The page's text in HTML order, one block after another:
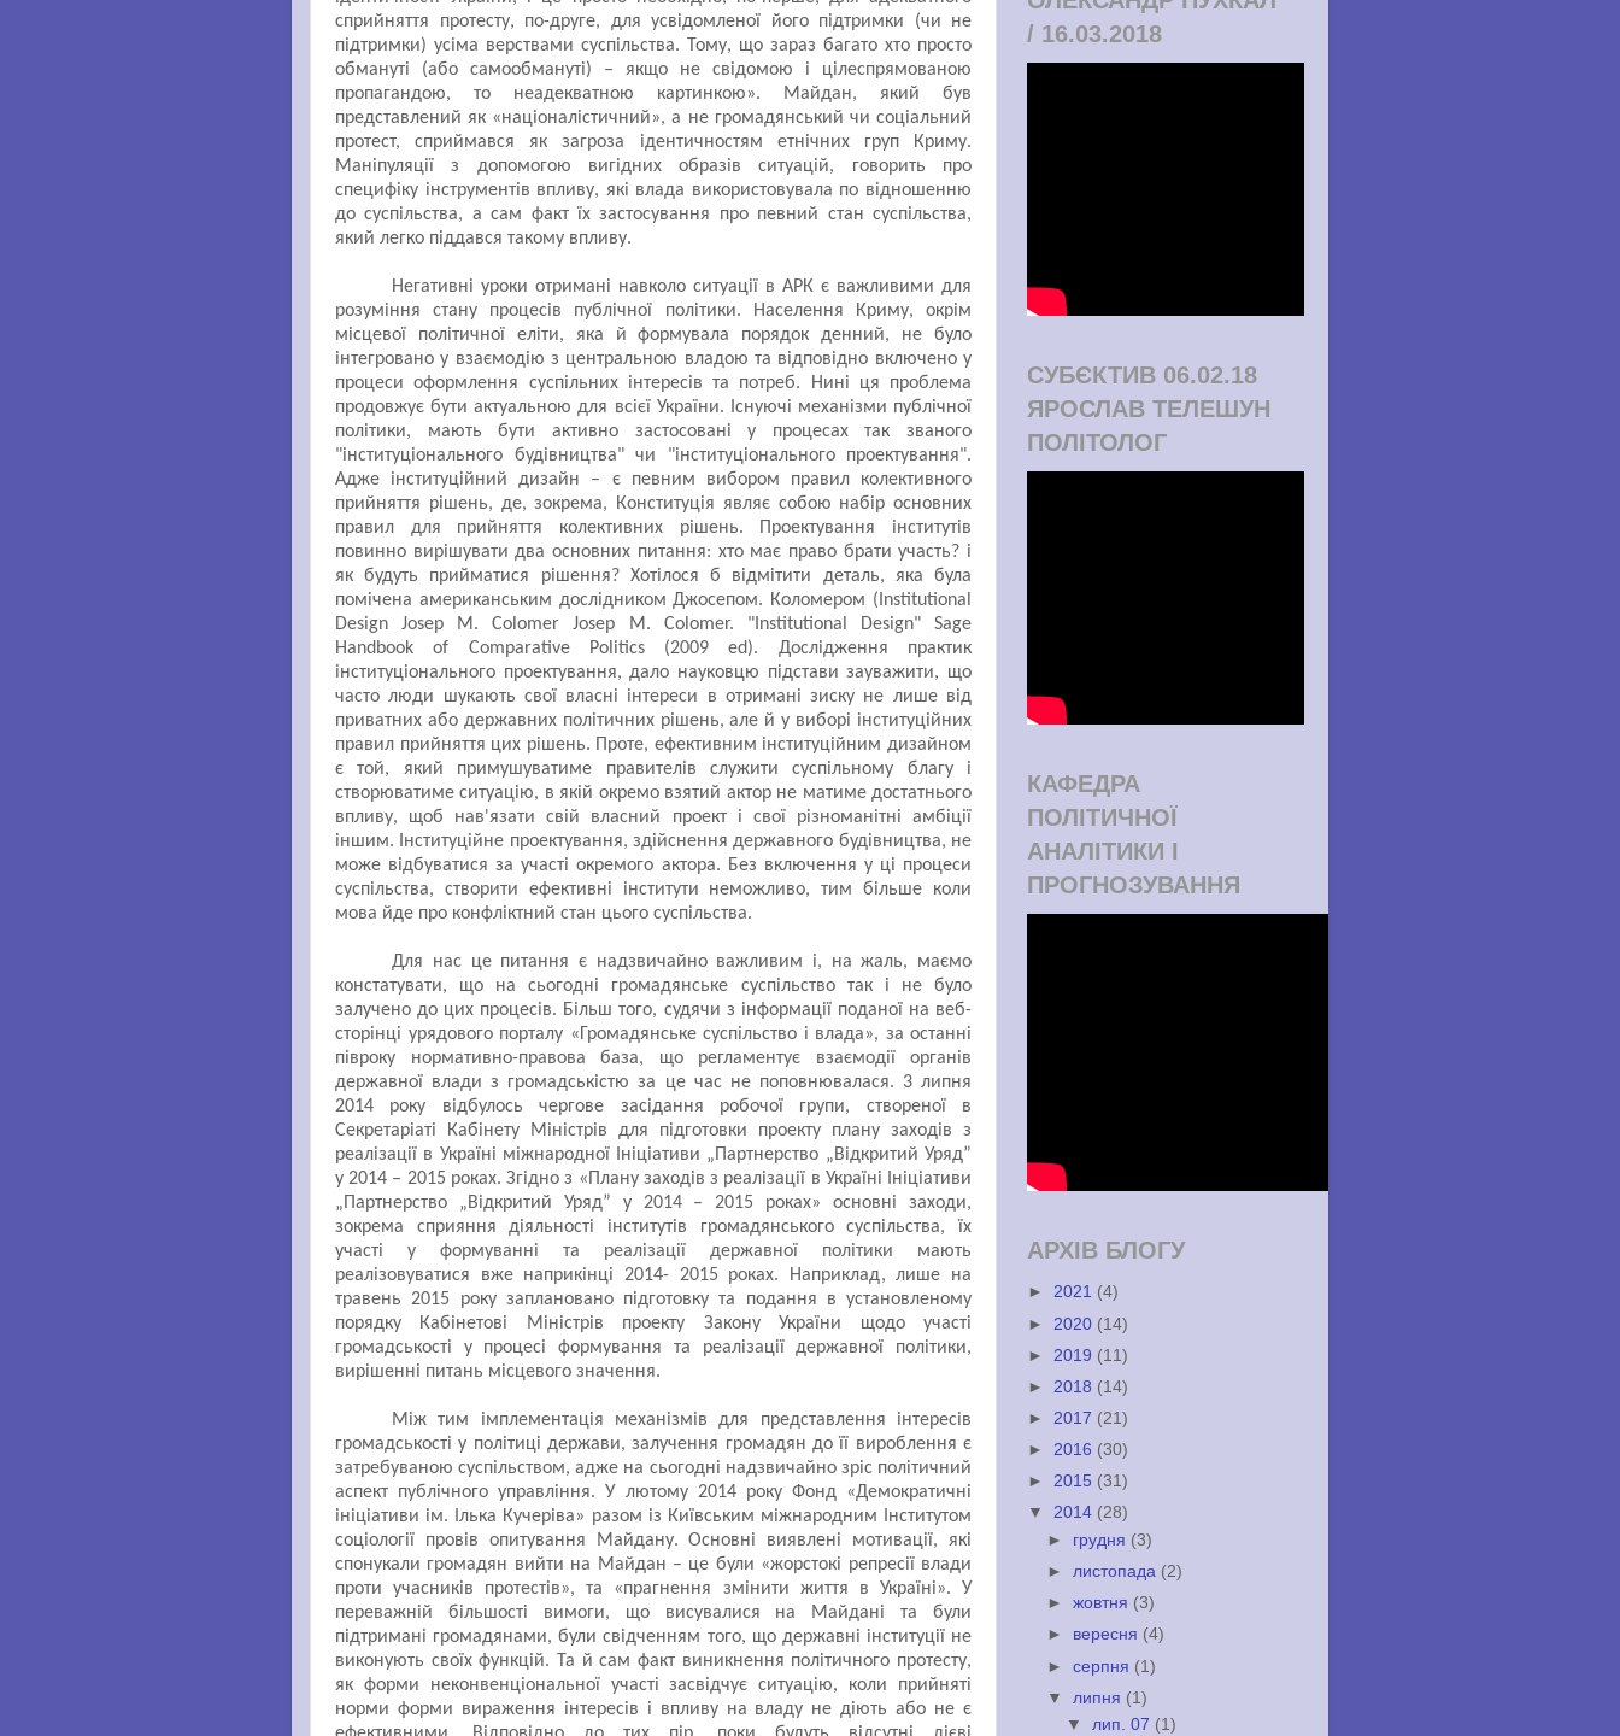
сприйняття протесту, по-друге, для усвідомленої його підтримки (чи не
підтримки) усіма верствами суспільства. Тому, що зараз багато хто просто
обмануті (або самообмануті) – якщо не свідомою і цілеспрямованою
пропагандою, то неадекватною картинкою». Майдан, який був
представлений як «націоналістичний», а не громадянський чи соціальний
протест, сприймався як загроза ідентичностям етнічних груп Криму.
Маніпуляції з допомогою вигідних образів ситуацій, говорить про
специфіку інструментів впливу, які влада використовувала по відношенню
до суспільства, а сам факт їх застосування про певний стан суспільства,
який легко піддався такому впливу.
Негативні уроки отримані навколо ситуації в АРК є важливими для
розуміння стану процесів публічної політики. Населення Криму, окрім
місцевої політичної еліти, яка й формувала порядок денний, не було
інтегровано у взаємодію з центральною владою та відповідно включено у
процеси оформлення суспільних інтересів та потреб. Нині ця проблема
продовжує бути актуальною для всієї України. Існуючі механізми публічної
політики, мають бути активно застосовані у процесах так званого
"інституціонального будівництва" чи "інституціонального проектування".
Адже інституційний дизайн – є певним вибором правил колективного
прийняття рішень, де, зокрема, Конституція являє собою набір основних
правил для прийняття колективних рішень. Проектування інститутів
повинно вирішувати два основних питання: хто має право брати участь? і
як будуть прийматися рішення? Хотілося б відмітити деталь, яка була
помічена американським дослідником Джосепом. Коломером (Institutional
Design Josep M. Colomer Josep M. Colomer. "Institutional Design" Sage
Handbook of Comparative Politics (2009 ed). Дослідження практик
інституціонального проектування, дало науковцю підстави зауважити, що
часто люди шукають свої власні інтереси в отримані зиску не лише від
приватних або державних політичних рішень, але й у виборі інституційних
правил прийняття цих рішень. Проте, ефективним інституційним дизайном
є той, який примушуватиме правителів служити суспільному благу і
створюватиме ситуацію, в якій окремо взятий актор не матиме достатнього
впливу, щоб нав'язати свій власний проект і свої різноманітні амбіції
іншим. Інституційне проектування, здійснення державного будівництва, не
може відбуватися за участі окремого актора. Без включення у ці процеси
суспільства, створити ефективні інститути неможливо, тим більше коли
мова йде про конфліктний стан цього суспільства.
Для нас це питання є надзвичайно важливим і, на жаль, маємо
констатувати, що на сьогодні громадянське суспільство так і не було
залучено до цих процесів. Більш того, судячи з інформації поданої на веб-
сторінці урядового порталу «Громадянське суспільство і влада», за останні
півроку нормативно-правова база, що регламентує взаємодії органів
державної влади з громадськістю за це час не поповнювалася. 3 липня
2014 року відбулось чергове засідання робочої групи, створеної в
Секретаріаті Кабінету Міністрів для підготовки проекту плану заходів з
реалізації в Україні міжнародної Ініціативи „Партнерство „Відкритий Уряд”
у 2014 – 2015 роках. Згідно з «Плану заходів з реалізації в Україні Ініціативи
„Партнерство „Відкритий Уряд” у 2014 – 2015 роках» основні заходи,
зокрема сприяння діяльності інститутів громадянського суспільства, їх
участі у формуванні та реалізації державної політики мають
реалізовуватися вже наприкінці 2014- 2015 роках. Наприклад, лише на
травень 2015 року заплановано підготовку та подання в установленому
порядку Кабінетові Міністрів проекту Закону України щодо участі
громадськості у процесі формування та реалізації державної політики,
вирішенні питань місцевого значення.
Між тим імплементація механізмів для представлення інтересів
громадськості у політиці держави, залучення громадян до її вироблення є
затребуваною суспільством, адже на сьогодні надзвичайно зріс політичний
аспект публічного управління. У лютому 2014 року Фонд «Демократичні
ініціативи ім. Ілька Кучеріва» разом із Київським міжнародним Інститутом
соціології провів опитування Майдану. Основні виявлені мотивації, які
спонукали громадян вийти на Майдан – це були «жорстокі репресії влади
проти учасників протестів», та «прагнення змінити життя в Україні». У
переважній більшості вимоги, що висувалися на Майдані та були
підтримані громадянами, були свідченням того, що державні інституції не
виконують своїх функцій. Та й сам факт виникнення політичного протесту,
як форми неконвенціональної участі засвідчує ситуацію, коли прийняті
норми форми вираження інтересів і впливу на владу не діють або не є
/ 16.03.2018
СУБЄКТИВ 06.02.18
ЯРОСЛАВ ТЕЛЕШУН
ПОЛІТОЛОГ
КАФЕДРА
ПОЛІТИЧНОЇ
АНАЛІТИКИ І
ПРОГНОЗУВАННЯ
АРХІВ БЛОГУ
► 2021 (4)
► 2020 (14)
► 2019 (11)
► 2018 (14)
► 2017 (21)
► 2016 (30)
► 2015 (31)
▼ 2014 (28)
► грудня (3)
►листопада (2)
►жовтня (3)
► вересня (4)
►серпня (1)
▼ липня (1)
▼лип. 07 (1)